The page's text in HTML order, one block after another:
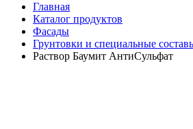
Главная
Каталог продуктов
Фасады
Грунтовки и специальные
Раствор Баумит АнтиСульфат